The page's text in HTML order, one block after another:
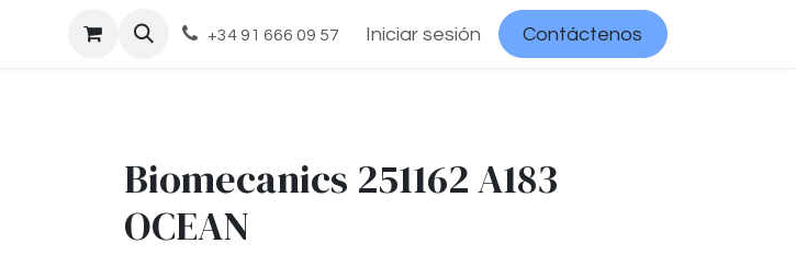
+34 91 666 09 57 Iniciar sesión Contáctenos
Biomecanics 251162 A183
OCEAN